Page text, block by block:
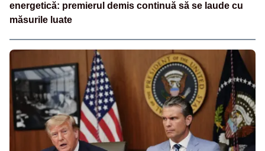
energetică: premierul demis continuă să se laude cu
măsurile luate